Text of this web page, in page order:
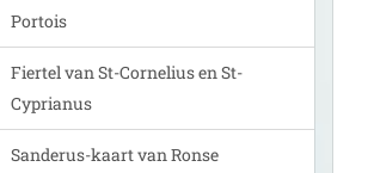
Portois
Fiertel van St-Cornelius en St-
Cyprianus
Sanderus-kaart van Ronse